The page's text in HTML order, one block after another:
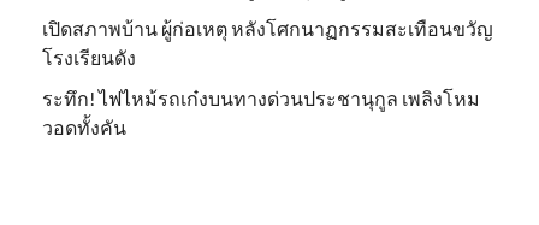
เปิดสภาพบ้าน ผู้ก่อเหตุ หลังโศกนาฏกรรมสะเทือนขวัญ
โรงเรียนดัง
ระทึก! ไฟไหม้รถเก๋งบนทางด่วนประชานุกูล เพลิงโหม
วอดทั้งคัน